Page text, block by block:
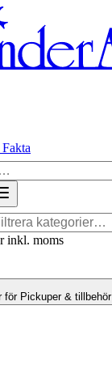
inkl. moms
för Pickuper & tillbehör